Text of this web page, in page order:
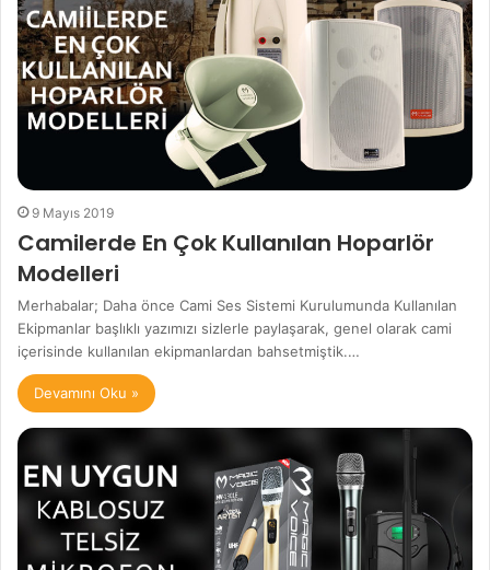
9 Mayıs 2019
Camilerde En Çok Kullanılan Hoparlör
Modelleri
Merhabalar; Daha önce Cami Ses Sistemi Kurulumunda Kullanılan
Ekipmanlar başlıklı yazımızı sizlerle paylaşarak, genel olarak cami
içerisinde kullanılan ekipmanlardan bahsetmiştik.…
Devamını Oku »